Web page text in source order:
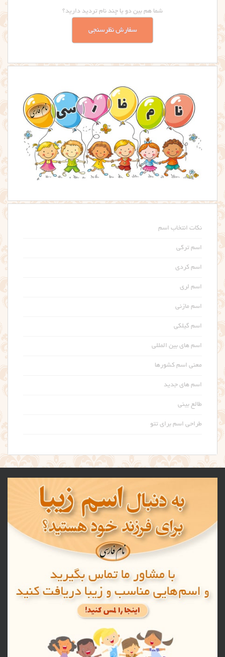
شما هم بین دو یا چند نام تردید دارید؟
سفارش نظرسنجی
نکات انتخاب اسم
اسم ترکی
اسم کردی
اسم لری
اسم مازنی
اسم گیلکی
اسم های بین المللی
معنی اسم کشورها
اسم های جدید
طالع بینی
طراحی اسم برای تتو